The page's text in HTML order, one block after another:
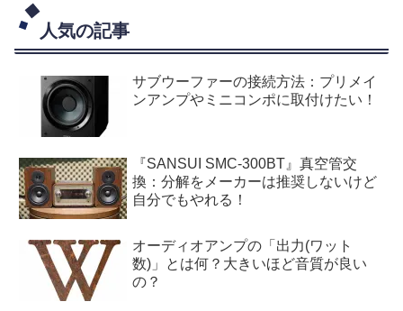
人気の記事
サブウーファーの接続方法：プリメイ
ンアンプやミニコンポに取付けたい！
『SANSUI SMC-300BT』真空管交
換：分解をメーカーは推奨しないけど
自分でもやれる！
オーディオアンプの「出力(ワット
数)」とは何？大きいほど音質が良い
の？